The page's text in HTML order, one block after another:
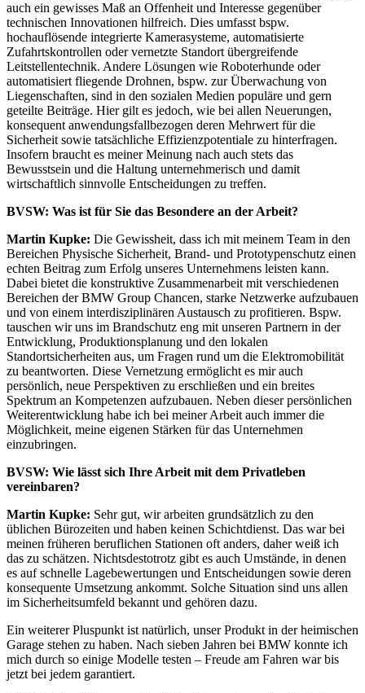
auch ein gewisses Maß an Offenheit und Interesse gegenüber
technischen Innovationen hilfreich. Dies umfasst bspw.
hochauflösende integrierte Kamerasysteme, automatisierte
Zufahrtskontrollen oder vernetzte Standort übergreifende
Leitstellentechnik. Andere Lösungen wie Roboterhunde oder
automatisiert fliegende Drohnen, bspw. zur Überwachung von
Liegenschaften, sind in den sozialen Medien populäre und gern
geteilte Beiträge. Hier gilt es jedoch, wie bei allen Neuerungen,
konsequent anwendungsfallbezogen deren Mehrwert für die
Sicherheit sowie tatsächliche Effizienzpotentiale zu hinterfragen.
Insofern braucht es meiner Meinung nach auch stets das
Bewusstsein und die Haltung unternehmerisch und damit
wirtschaftlich sinnvolle Entscheidungen zu treffen.
BVSW: Was ist für Sie das Besondere an der Arbeit?
Martin Kupke: Die Gewissheit, dass ich mit meinem Team in den
Bereichen Physische Sicherheit, Brand- und Prototypenschutz einen
echten Beitrag zum Erfolg unseres Unternehmens leisten kann.
Dabei bietet die konstruktive Zusammenarbeit mit verschiedenen
Bereichen der BMW Group Chancen, starke Netzwerke aufzubauen
und von einem interdisziplinären Austausch zu profitieren. Bspw.
tauschen wir uns im Brandschutz eng mit unseren Partnern in der
Entwicklung, Produktionsplanung und den lokalen
Standortsicherheiten aus, um Fragen rund um die Elektromobilität
zu beantworten. Diese Vernetzung ermöglicht es mir auch
persönlich, neue Perspektiven zu erschließen und ein breites
Spektrum an Kompetenzen aufzubauen. Neben dieser persönlichen
Weiterentwicklung habe ich bei meiner Arbeit auch immer die
Möglichkeit, meine eigenen Stärken für das Unternehmen
einzubringen.
BVSW: Wie lässt sich Ihre Arbeit mit dem Privatleben
vereinbaren?
Martin Kupke: Sehr gut, wir arbeiten grundsätzlich zu den
üblichen Bürozeiten und haben keinen Schichtdienst. Das war bei
meinen früheren beruflichen Stationen oft anders, daher weiß ich
das zu schätzen. Nichtsdestotrotz gibt es auch Umstände, in denen
es auf schnelle Lagebewertungen und Entscheidungen sowie deren
konsequente Umsetzung ankommt. Solche Situation sind uns allen
im Sicherheitsumfeld bekannt und gehören dazu.
Ein weiterer Pluspunkt ist natürlich, unser Produkt in der heimischen
Garage stehen zu haben. Nach sieben Jahren bei BMW konnte ich
mich durch so einige Modelle testen – Freude am Fahren war bis
jetzt bei jedem garantiert.